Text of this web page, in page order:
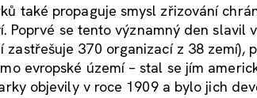
také propaguje smysl zřizování
Poprvé se tento významný den slavil
zastřešuje 370 organizací z 38
evropské území – stal se jím
objevily v roce 1909 a bylo jich